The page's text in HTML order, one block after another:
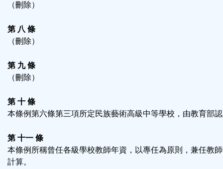
（刪除）
第 八 條
（刪除）
第 九 條
（刪除）
第 十 條
本條例第六條第三項所定民族藝術高級中等學校，由教育部
第 十一 條
本條例所稱曾任各級學校教師年資，以專任為原則，兼任教
計算。